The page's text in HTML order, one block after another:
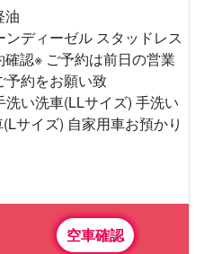
油
ディーゼル スタッドレス
認※ ご予約は前日の営業
予約をお願い致
い洗車(LLサイズ) 手洗い
サイズ) 自家用車お預かり
空車確認